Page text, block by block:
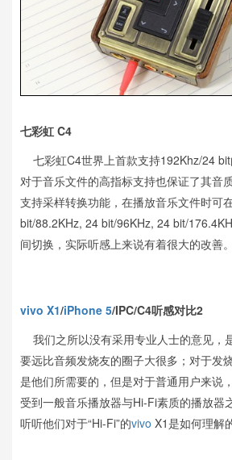
七彩虹 C4
七彩虹C4世界上首款支持192Khz/24 bit
对于音乐文件的高指标支持也保证了其音
支持采样转换功能，在播放音乐文件时可
bit/88.2KHz, 24 bit/96KHz, 24 bit/
间切换，实际听感上来说有着很大的改善。
vivo X1/iPhone 5/IPC/C4听感对比2
我们之所以没有采用专业人士的意见，
要远比音频发烧友的圈子大很多；对于发
是他们所需要的，但是对于普通用户来说
受到一般音乐播放器与Hi-Fi素质的播放器
听听他们对于“Hi-Fi”的vivo X1是如何理解